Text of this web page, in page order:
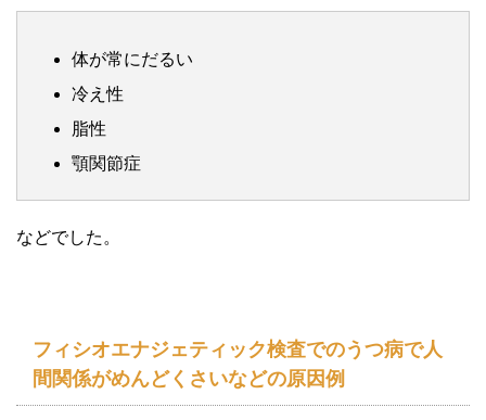
体が常にだるい
冷え性
脂性
顎関節症
などでした。
フィシオエナジェティック検査でのうつ病で人
間関係がめんどくさいなどの原因例